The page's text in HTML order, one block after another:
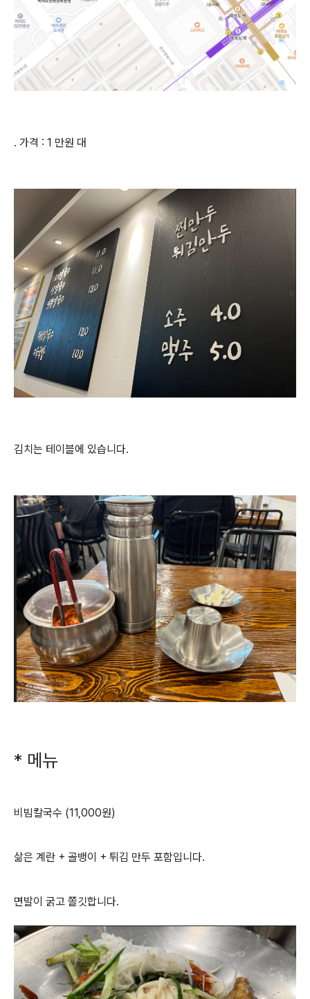
. 가격 : 1 만원 대
김치는 테이블에 있습니다.
* 메뉴
비빔칼국수 (11,000원)
삶은 계란 + 골뱅이 + 튀김 만두 포함입니다.
면발이 굵고 쫄깃합니다.